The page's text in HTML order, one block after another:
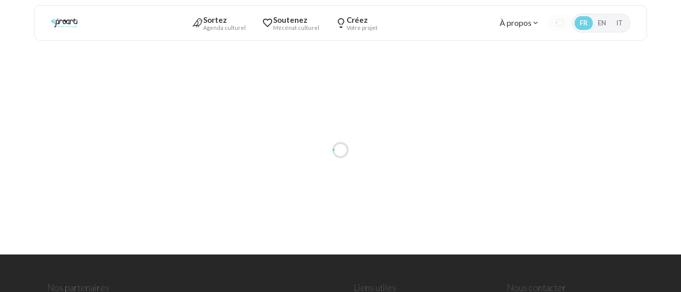
Sortez
Agenda culturel
Soutenez
Mécénat culturel
Créez
Votre projet À propos FR EN IT
Nos partenaires Liens utiles Nous contacter